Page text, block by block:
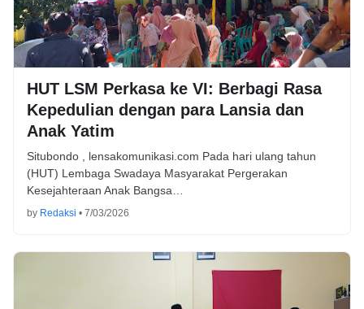
HUT LSM Perkasa ke VI: Berbagi Rasa
Kepedulian dengan para Lansia dan
Anak Yatim
Situbondo , lensakomunikasi.com Pada hari ulang tahun
(HUT) Lembaga Swadaya Masyarakat Pergerakan
Kesejahteraan Anak Bangsa…
by Redaksi • 7/03/2026